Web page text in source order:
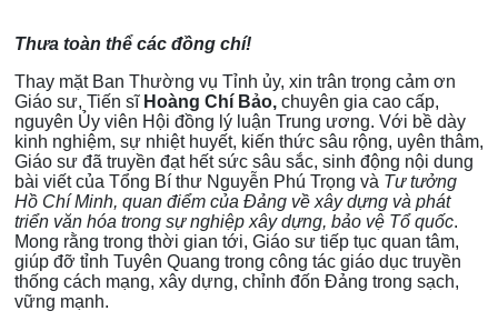
Thưa toàn thể các đồng chí!
Thay mặt Ban Thường vụ Tỉnh ủy, xin trân trọng cảm ơn
Giáo sư, Tiến sĩ Hoàng Chí Bảo, chuyên gia cao cấp,
nguyên Ủy viên Hội đồng lý luận Trung ương. Với bề dày
kinh nghiệm, sự nhiệt huyết, kiến thức sâu rộng, uyên thâm,
Giáo sư đã truyền đạt hết sức sâu sắc, sinh động nội dung
bài viết của Tổng Bí thư Nguyễn Phú Trọng và Tư tưởng
Hồ Chí Minh, quan điểm của Đảng về xây dựng và phát
triển văn hóa trong sự nghiệp xây dựng, bảo vệ Tổ quốc.
Mong rằng trong thời gian tới, Giáo sư tiếp tục quan tâm,
giúp đỡ tỉnh Tuyên Quang trong công tác giáo dục truyền
thống cách mạng, xây dựng, chỉnh đốn Đảng trong sạch,
vững mạnh.